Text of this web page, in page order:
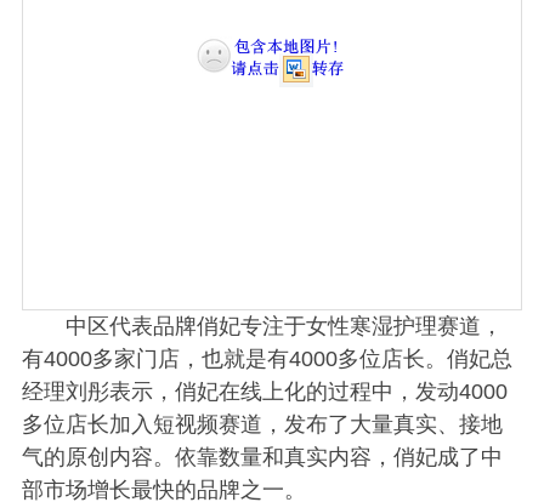
中区代表品牌俏妃专注于女性寒湿护理赛道，
有4000多家门店，也就是有4000多位店长。俏妃总
经理刘彤表示，俏妃在线上化的过程中，发动4000
多位店长加入短视频赛道，发布了大量真实、接地
气的原创内容。依靠数量和真实内容，俏妃成了中
部市场增长最快的品牌之一。